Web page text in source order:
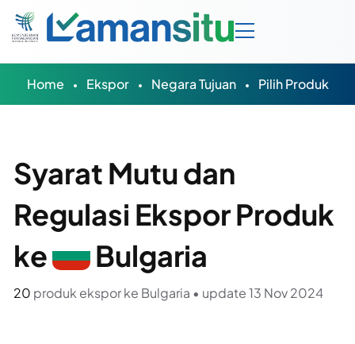
Home Ekspor Negara Tujuan Pilih Produk
Syarat Mutu dan
Regulasi Ekspor Produk
ke
Bulgaria
20 produk ekspor ke Bulgaria • update 13 Nov 2024